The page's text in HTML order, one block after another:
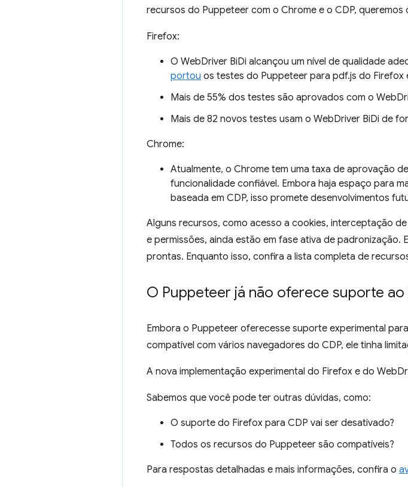
recursos do Puppeteer com o Chrome e o CDP,
Firefox:
O WebDriver BiDi alcançou um nível de qualidade
portou os testes do Puppeteer para pdf.js do Firefox
Mais de 55% dos testes são aprovados com o
Mais de 82 novos testes usam o WebDriver BiDi de
Chrome:
Atualmente, o Chrome tem uma taxa de aprovação
funcionalidade confiável. Embora haja espaço para
baseada em CDP, isso promete desenvolvimentos
Alguns recursos, como acesso a cookies, interceptação
e permissões, ainda estão em fase ativa de
prontas. Enquanto isso, confira a lista completa de
O Puppeteer já não oferece suporte ao
Embora o Puppeteer oferecesse suporte experimental
compatível com vários navegadores do CDP, ele tinha
A nova implementação experimental do Firefox e do
Sabemos que você pode ter outras dúvidas, como:
O suporte do Firefox para CDP vai ser desativado?
Todos os recursos do Puppeteer são compatíveis?
Para respostas detalhadas e mais informações, confira o